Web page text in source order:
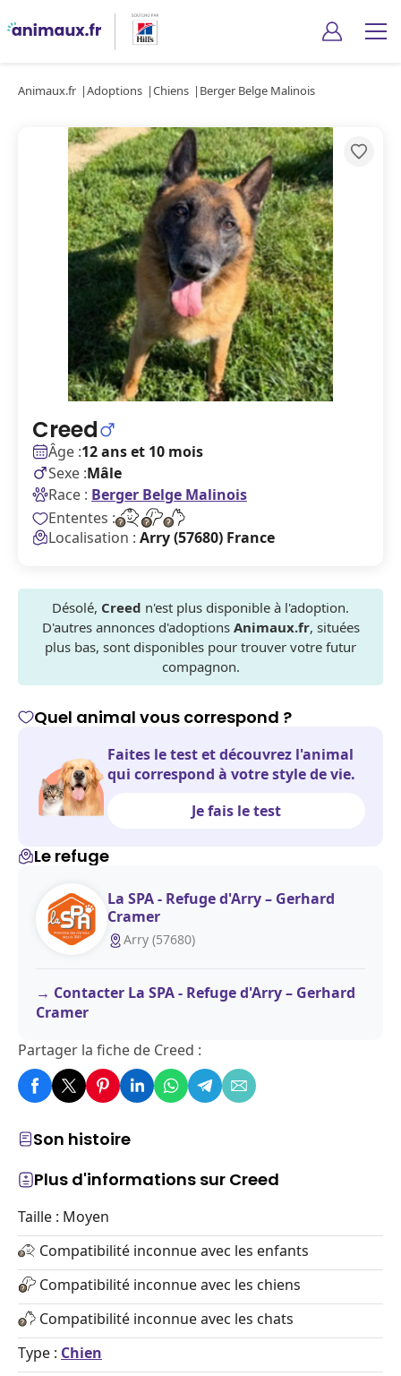
Animaux.fr Adoptions Chiens Berger Belge Malinois
Creed
Âge :12 ans et 10 mois
Sexe :Mâle
Race : Berger Belge Malinois
Ententes :
Localisation : Arry (57680) France
Désolé, Creed n'est plus disponible à l'adoption.
D'autres annonces d'adoptions Animaux.fr, situées
plus bas, sont disponibles pour trouver votre futur
compagnon.
Son histoire
Plus d'informations sur Creed
Taille : Moyen
Compatibilité inconnue avec les enfants
Compatibilité inconnue avec les chiens
Compatibilité inconnue avec les chats
Type : Chien
Quel animal vous correspond ?
Faites le test et découvrez l'animal
qui correspond à votre style de vie.
Je fais le test
Le refuge
La SPA - Refuge d'Arry – Gerhard
Cramer
Arry (57680)
Contacter La SPA - Refuge d'Arry – Gerhard
Cramer
Partager la fiche de Creed :